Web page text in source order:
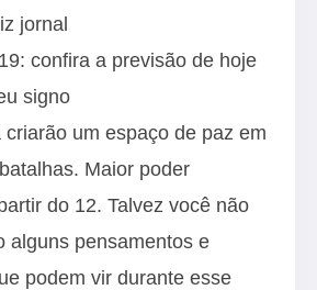
jornal
confira a previsão de hoje
signo
um espaço de paz em
Maior poder
do 12. Talvez você não
alguns pensamentos e
podem vir durante esse